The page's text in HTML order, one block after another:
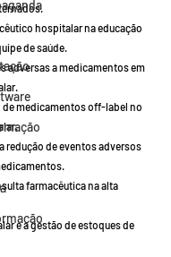
hospitalar na educação
de saúde.
adversas a medicamentos em
de medicamentos off-label no
redução de eventos adversos
farmacêutica na alta
e a gestão de estoques de